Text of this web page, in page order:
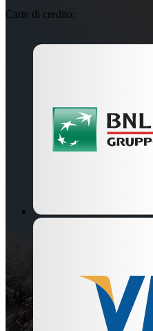
Carte di credito: